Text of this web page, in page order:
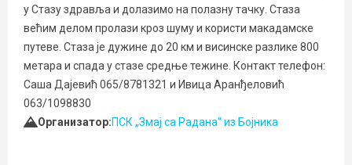
у Стазу здравља и долазимо на полазну тачку. Стаза
већим делом пролази кроз шуму и користи макадамске
путеве. Стаза је дужине до 20 км и висинске разлике 800
метара и спада у стазе средње тежине. Контакт телефон:
Саша Дајевић 065/8781321 и Ивица Аранђеловић
063/1098830
Организатор:ПСК „Змај са Радана“ из Бојника